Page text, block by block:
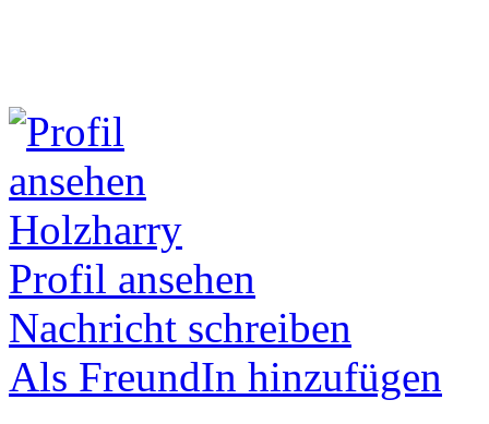
Holzharry
Profil ansehen
Nachricht schreiben
Als FreundIn hinzufügen